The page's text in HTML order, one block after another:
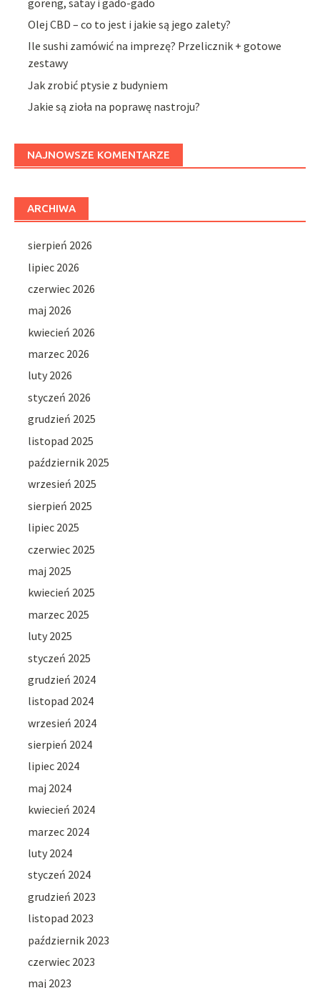
Olej CBD – co to jest i jakie są jego zalety?
Ile sushi zamówić na imprezę? Przelicznik + gotowe
zestawy
Jak zrobić ptysie z budyniem
Jakie są zioła na poprawę nastroju?
NAJNOWSZE KOMENTARZE
ARCHIWA
sierpień 2026
lipiec 2026
czerwiec 2026
maj 2026
kwiecień 2026
marzec 2026
luty 2026
styczeń 2026
grudzień 2025
listopad 2025
październik 2025
wrzesień 2025
sierpień 2025
lipiec 2025
czerwiec 2025
maj 2025
kwiecień 2025
marzec 2025
luty 2025
styczeń 2025
grudzień 2024
listopad 2024
wrzesień 2024
sierpień 2024
lipiec 2024
maj 2024
kwiecień 2024
marzec 2024
luty 2024
styczeń 2024
grudzień 2023
listopad 2023
październik 2023
czerwiec 2023
maj 2023